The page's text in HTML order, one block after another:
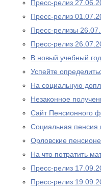
Пресс-релиз
Пресс-релиз
Пресс-релизы
Пресс-релиз
В новый учебный
Успейте
На социальную
Незаконное
Сайт Пенсионного
Социальная пенсия
Орловские
На что потратить
Пресс-релиз
Пресс-релиз